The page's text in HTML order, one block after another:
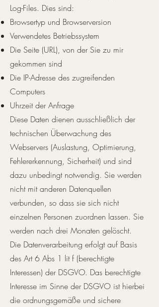
Log-Files. Dies sind:
Browsertyp und Browserversion
Verwendetes Betriebssystem
Die Seite (URL), von der Sie zu mir
gekommen sind
Die IP-Adresse des zugreifenden
Computers
Uhrzeit der Anfrage
Diese Daten dienen ausschließlich der
technischen Überwachung des
Webservers (Auslastung, Optimierung,
Fehlererkennung, Sicherheit) und sind
dazu unbedingt notwendig. Sie werden
nicht mit anderen Datenquellen
verbunden, so dass sie sich nicht
einzelnen Personen zuordnen lassen. Sie
werden nach drei Monaten gelöscht.
Die Datenverarbeitung erfolgt auf Basis
des Art 6 Abs 1 lit f (berechtigte
Interessen) der DSGVO. Das berechtigte
Interesse im Sinne der DSGVO ist hierbei
die ordnungsgemäße und sichere